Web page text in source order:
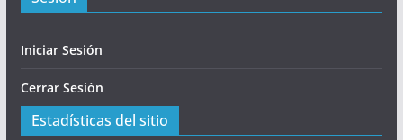
Iniciar Sesión
Cerrar Sesión
Estadísticas del sitio